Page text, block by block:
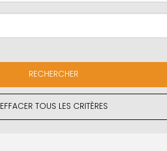
EFFACER TOUS LES CRITÈRES